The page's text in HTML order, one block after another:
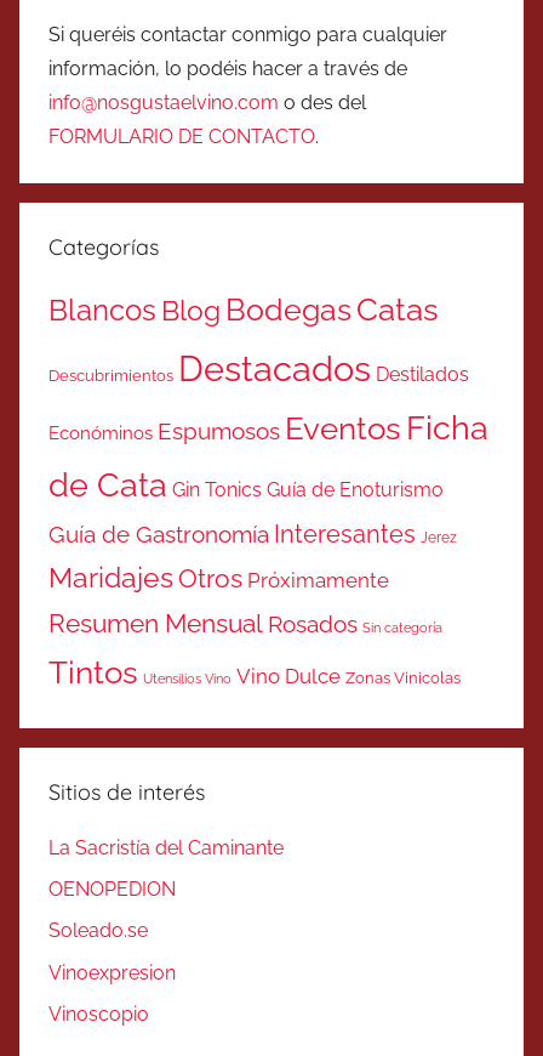
Si queréis contactar conmigo para cualquier
información, lo podéis hacer a través de
info@nosgustaelvino.com o des del
FORMULARIO DE CONTACTO.
Categorías
Blancos Blog BodegasCatas
Descubrimientos Destacados Destilados
Económinos Espumosos Eventos Ficha
de Cata Gin Tonics Guía de Enoturismo
Guía de Gastronomía Interesantes Jerez
MaridajesOtros Próximamente
Resumen Mensual Rosados Sin categoría
Tintos Utensilios Vino Vino Dulce Zonas Vinicolas
Sitios de interés
La Sacristía del Caminante
OENOPEDION
Soleado.se
Vinoexpresion
Vinoscopio